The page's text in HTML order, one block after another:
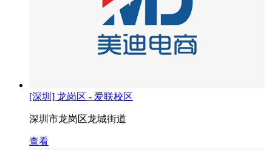
[深圳] 龙岗区 - 爱联校区
深圳市龙岗区龙城街道
查看